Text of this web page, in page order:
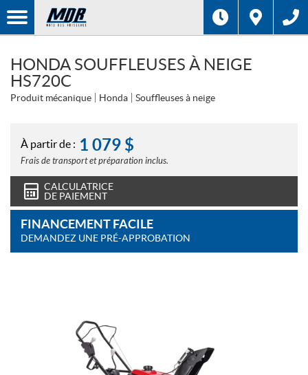
HONDA SOUFFLEUSES À NEIGE
HS720C
Produit mécanique Honda Souffleuses à neige
À partir de : 1 079 $
Frais de transport et préparation inclus.
CALCULATRICE
DE PAIEMENT
FINANCEMENT FACILE
DEMANDEZ UNE PRÉ-APPROBATION